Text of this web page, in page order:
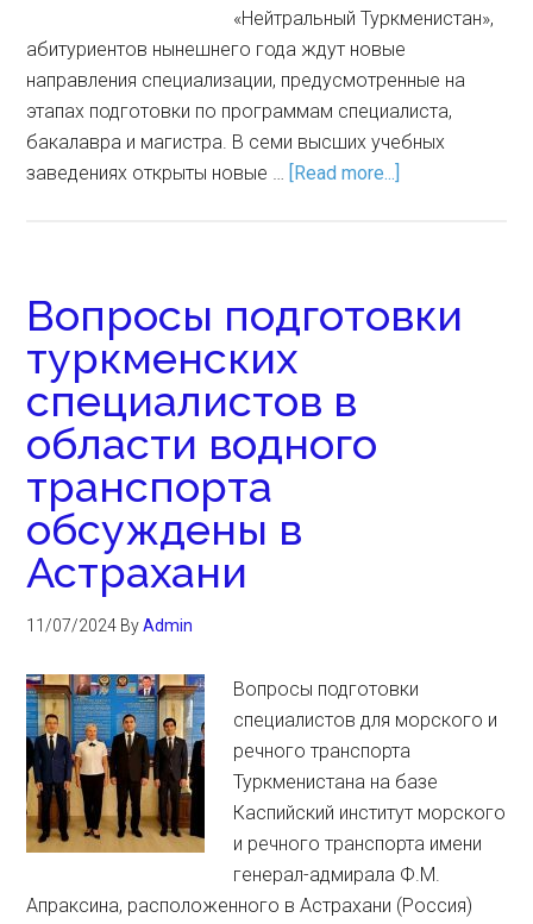
«Нейтральный Туркменистан»,
абитуриентов нынешнего года ждут новые
направления специализации, предусмотренные на
этапах подготовки по программам специалиста,
бакалавра и магистра. В семи высших учебных
заведениях открыты новые … [Read more...]
Вопросы подготовки
туркменских
специалистов в
области водного
транспорта
обсуждены в
Астрахани
11/07/2024 ByAdmin
Вопросы подготовки
специалистов для морского и
речного транспорта
Туркменистана на базе
Каспийский институт морского
и речного транспорта имени
генерал-адмирала Ф.М.
Апраксина, расположенного в Астрахани (Россия)